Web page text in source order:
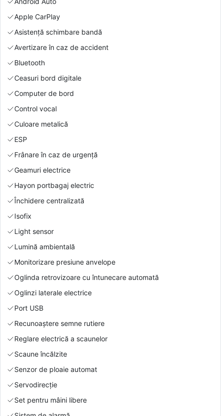
Apple CarPlay
Asistență schimbare bandă
Avertizare în caz de accident
Bluetooth
Ceasuri bord digitale
Computer de bord
Control vocal
Culoare metalică
ESP
Frânare în caz de urgență
Geamuri electrice
Hayon portbagaj electric
Închidere centralizată
Isofix
Light sensor
Lumină ambientală
Monitorizare presiune anvelope
Oglinda retrovizoare cu întunecare automată
Oglinzi laterale electrice
Port USB
Recunoaștere semne rutiere
Reglare electrică a scaunelor
Scaune încălzite
Senzor de ploaie automat
Servodirecție
Set pentru mâini libere